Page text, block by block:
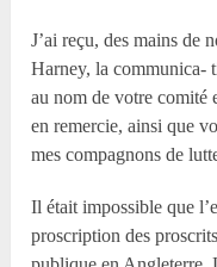
J’ai reçu, des mains de
Harney, la communica-
au nom de votre comité
en remercie, ainsi que
mes compagnons de
Il était impossible que
proscription des